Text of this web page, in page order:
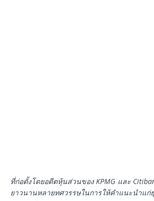
ที่ก่อตั้งโดยอดีตหุ้นส่วนของ KPMG และ
ยาวนานหลายทศวรรษในการให้คำแนะนำแก่